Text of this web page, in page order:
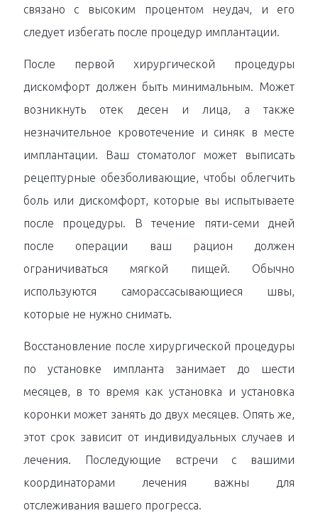
связано с высоким процентом неудач, и его
следует избегать после процедур имплантации.
После первой хирургической процедуры
дискомфорт должен быть минимальным. Может
возникнуть отек десен и лица, а также
незначительное кровотечение и синяк в месте
имплантации. Ваш стоматолог может выписать
рецептурные обезболивающие, чтобы облегчить
боль или дискомфорт, которые вы испытываете
после процедуры. В течение пяти-семи дней
после операции ваш рацион должен
ограничиваться мягкой пищей. Обычно
используются саморассасывающиеся швы,
которые не нужно снимать.
Восстановление после хирургической процедуры
по установке импланта занимает до шести
месяцев, в то время как установка и установка
коронки может занять до двух месяцев. Опять же,
этот срок зависит от индивидуальных случаев и
лечения. Последующие встречи с вашими
координаторами лечения важны для
отслеживания вашего прогресса.